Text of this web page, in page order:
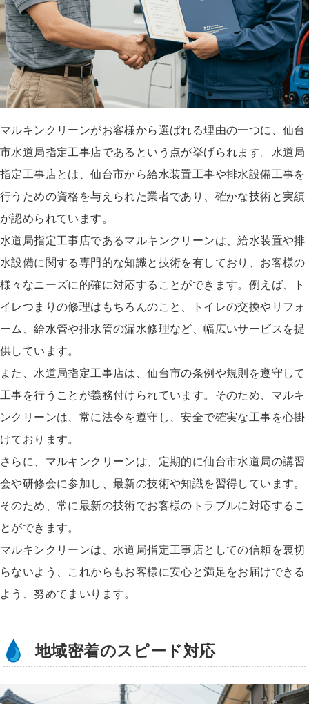
マルキンクリーンがお客様から選ばれる理由の一つに、仙台
市水道局指定工事店であるという点が挙げられます。水道局
指定工事店とは、仙台市から給水装置工事や排水設備工事を
行うための資格を与えられた業者であり、確かな技術と実績
が認められています。
水道局指定工事店であるマルキンクリーンは、給水装置や排
水設備に関する専門的な知識と技術を有しており、お客様の
様々なニーズに的確に対応することができます。例えば、ト
イレつまりの修理はもちろんのこと、トイレの交換やリフォ
ーム、給水管や排水管の漏水修理など、幅広いサービスを提
供しています。
また、水道局指定工事店は、仙台市の条例や規則を遵守して
工事を行うことが義務付けられています。そのため、マルキ
ンクリーンは、常に法令を遵守し、安全で確実な工事を心掛
けております。
さらに、マルキンクリーンは、定期的に仙台市水道局の講習
会や研修会に参加し、最新の技術や知識を習得しています。
そのため、常に最新の技術でお客様のトラブルに対応するこ
とができます。
マルキンクリーンは、水道局指定工事店としての信頼を裏切
らないよう、これからもお客様に安心と満足をお届けできる
よう、努めてまいります。
地域密着のスピード対応